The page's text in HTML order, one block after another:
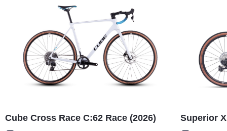
Cube Cross Race C:62 Race (2026) Superior